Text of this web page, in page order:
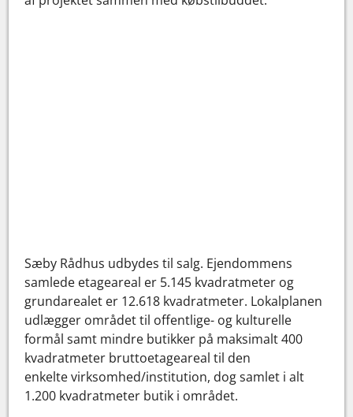
Sæby Rådhus udbydes til salg. Ejendommens
samlede etageareal er 5.145 kvadratmeter og
grundarealet er 12.618 kvadratmeter. Lokalplanen
udlægger området til offentlige- og kulturelle
formål samt mindre butikker på maksimalt 400
kvadratmeter bruttoetageareal til den
enkelte virksomhed/institution, dog samlet i alt
1.200 kvadratmeter butik i området.